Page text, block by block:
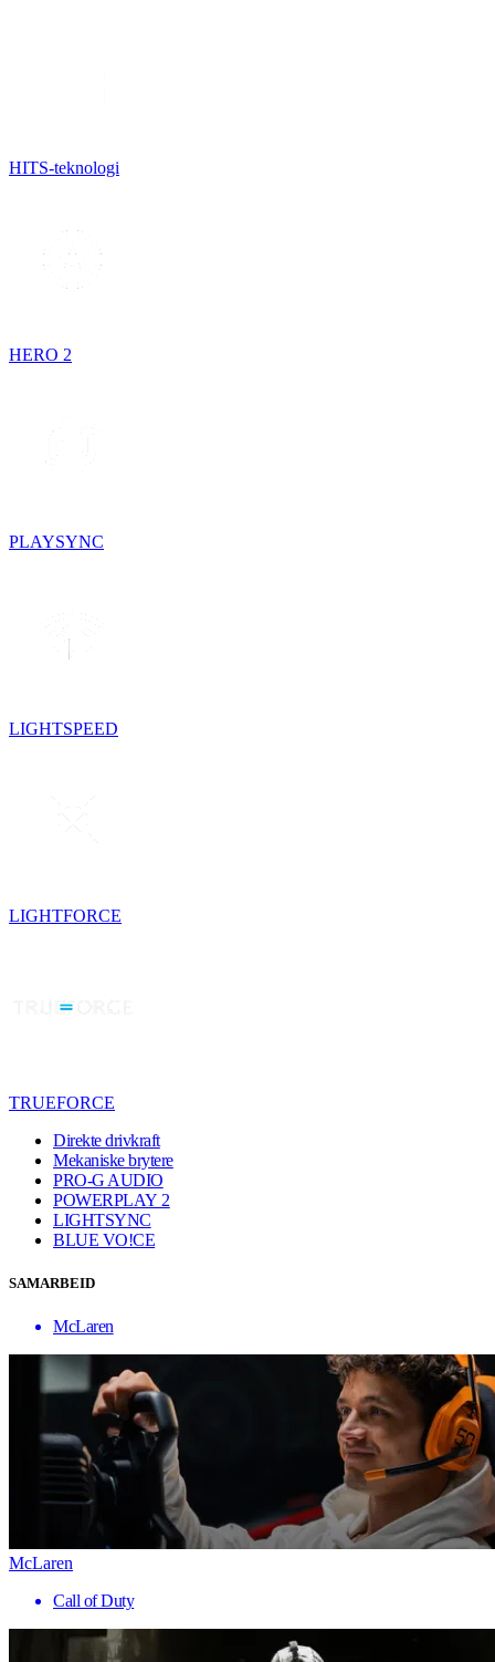
HITS-teknologi
HERO 2
PLAYSYNC
LIGHTSPEED
LIGHTFORCE
TRUEFORCE
Direkte drivkraft
Mekaniske brytere
PRO-G AUDIO
POWERPLAY 2
LIGHTSYNC
BLUE VO!CE
SAMARBEID
McLaren
McLaren
Call of Duty